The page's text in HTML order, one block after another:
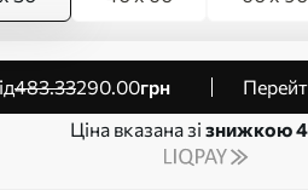
від483.33290.00грн
Ціна вказана зі знижкою